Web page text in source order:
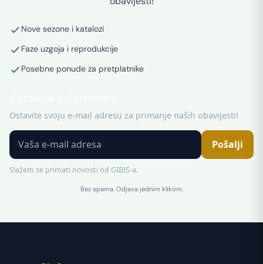
Nove sezone i katalozi
Faze uzgoja i reprodukcije
Posebne ponude za pretplatnike
Ostavite svoju e-mail adresu za primanje naših obavijesti!
Pošalji
Slažem se primati novosti od GIBIS-a.
Bez spama. Odjava jednim klikom.